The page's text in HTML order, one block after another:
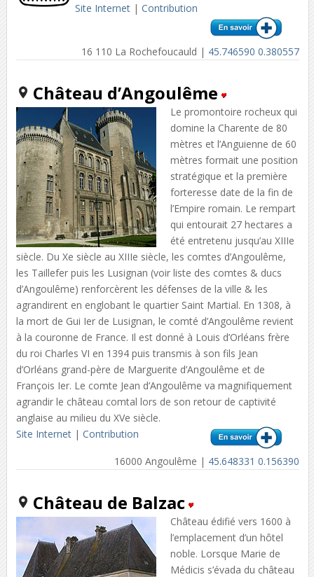
Site Internet| Contribution
16 110 La Rochefoucauld | 45.746590 0.380557
Château d’Angoulême
Le promontoire rocheux qui
domine la Charente de 80
mètres et l’Anguienne de 60
mètres formait une position
stratégique et la première
forteresse date de la fin de
l’Empire romain. Le rempart
qui entourait 27 hectares a
été entretenu jusqu’au XIIIe
siècle. Du Xe siècle au XIIIe siècle, les comtes d’Angoulême,
les Taillefer puis les Lusignan (voir liste des comtes & ducs
d’Angoulême) renforcèrent les défenses de la ville & les
agrandirent en englobant le quartier Saint Martial. En 1308, à
la mort de Gui Ier de Lusignan, le comté d’Angoulême revient
à la couronne de France. Il est donné à Louis d’Orléans frère
du roi Charles VI en 1394 puis transmis à son fils Jean
d’Orléans grand-père de Marguerite d’Angoulême et de
François Ier. Le comte Jean d’Angoulême va magnifiquement
agrandir le château comtal lors de son retour de captivité
anglaise au milieu du XVe siècle.
Site Internet| Contribution
16000 Angoulême | 45.648331 0.156390
Château de Balzac
Château édifié vers 1600 à
l’emplacement d’un hôtel
noble. Lorsque Marie de
Médicis s’évada du château